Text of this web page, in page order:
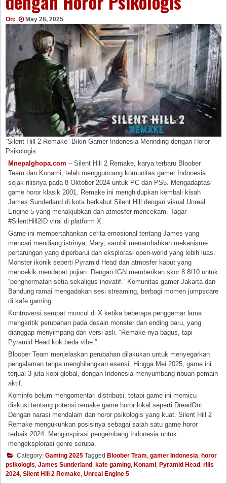
On: May 28, 2025
“Silent Hill 2 Remake” Bikin Gamer Indonesia Merinding dengan Horor
Psikologis
Mnepalghopa.com – Silent Hill 2 Remake, karya terbaru Bloober
Team dan Konami, telah mengguncang komunitas gamer Indonesia
sejak rilisnya pada 8 Oktober 2024 untuk PC dan PS5. Mengadaptasi
game horor klasik 2001. Remake ini menghidupkan kembali kisah
James Sunderland di kota berkabut Silent Hill dengan visual Unreal
Engine 5 yang menakjubkan dan atmosfer mencekam. Tagar
#SilentHill2ID viral di platform X.
Game ini mempertahankan cerita emosional tentang James yang
mencari mendiang istrinya, Mary, sambil menambahkan mekanisme
pertarungan yang diperbarui dan eksplorasi open-world yang lebih luas.
Monster ikonik seperti Pyramid Head dan atmosfer kabut yang
mencekik mendapat pujian. Dengan IGN memberikan skor 8.8/10 untuk
“penghormatan setia sekaligus inovatif.” Komunitas gamer Jakarta dan
Bandung ramai mengadakan sesi streaming, berbagi momen jumpscare
di kafe gaming.
Kontroversi sempat muncul di X ketika beberapa penggemar lama
mengkritik perubahan pada desain monster dan ending baru, yang
dianggap menyimpang dari versi asli. “Remake-nya bagus, tapi
Pyramid Head kok beda vibe.”
Bloober Team menjelaskan perubahan dilakukan untuk menyegarkan
pengalaman tanpa menghilangkan esensi. Hingga Mei 2025, game ini
terjual 3 juta kopi global, dengan Indonesia menyumbang ribuan pemain
aktif.
Kominfo belum mengomentari distribusi, tetapi game ini memicu
diskusi tentang potensi remake game horor lokal seperti DreadOut.
Dengan narasi mendalam dan horor psikologis yang kuat. Silent Hill 2
Remake mengukuhkan posisinya sebagai salah satu game horor
terbaik 2024. Menginspirasi pengembang Indonesia untuk
mengeksplorasi genre serupa.
Category: Gaming 2025 Tagged Bloober Team, gamer Indonesia, horor
psikologis, James Sunderland , kafe gaming, Konami, Pyramid Head , rilis
2024, Silent Hill 2 Remake, Unreal Engine 5